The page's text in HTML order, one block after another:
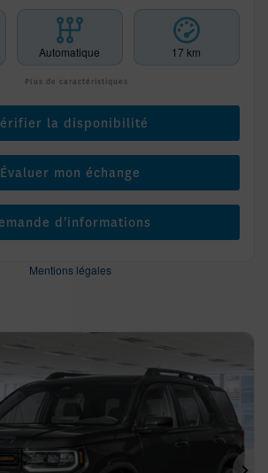
Automatique 17 km
Plus de caractéristiques
la disponibilité
Évaluer mon échange
d'informations
Mentions légales